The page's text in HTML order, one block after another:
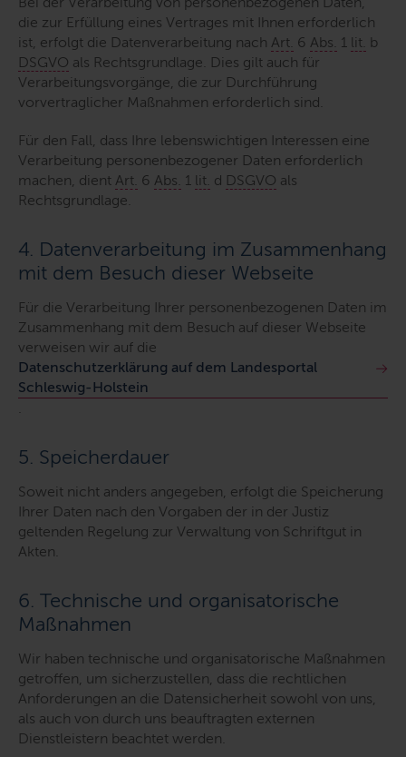
die zur Erfüllung eines Vertrages mit Ihnen erforderlich
ist, erfolgt die Datenverarbeitung nach Art. 6 Abs. 1 lit. b
DSGVO als Rechtsgrundlage. Dies gilt auch für
Verarbeitungsvorgänge, die zur Durchführung
vorvertraglicher Maßnahmen erforderlich sind.
Für den Fall, dass Ihre lebenswichtigen Interessen eine
Verarbeitung personenbezogener Daten erforderlich
machen, dient Art. 6 Abs. 1 lit. d DSGVO als
Rechtsgrundlage.
4. Datenverarbeitung im Zusammenhang
mit dem Besuch dieser Webseite
Für die Verarbeitung Ihrer personenbezogenen Daten im
Zusammenhang mit dem Besuch auf dieser Webseite
verweisen wir auf die
Datenschutzerklärung auf dem Landesportal
Schleswig-Holstein
5. Speicherdauer
Soweit nicht anders angegeben, erfolgt die Speicherung
Ihrer Daten nach den Vorgaben der in der Justiz
geltenden Regelung zur Verwaltung von Schriftgut in
Akten.
6. Technische und organisatorische
Maßnahmen
Wir haben technische und organisatorische Maßnahmen
getroffen, um sicherzustellen, dass die rechtlichen
Anforderungen an die Datensicherheit sowohl von uns,
als auch von durch uns beauftragten externen
Dienstleistern beachtet werden.